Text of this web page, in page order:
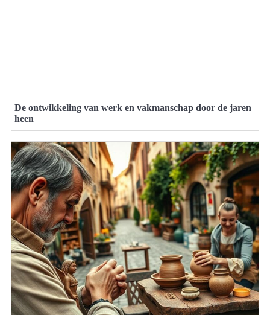
De ontwikkeling van werk en vakmanschap door de jaren
heen